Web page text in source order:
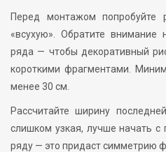
Перед монтажом попробуйте
«всухую». Обратите
ряда — чтобы декоративный
короткими фрагментами.
менее 30 см.
Рассчитайте ширину
слишком узкая, лучше начать с
ряду — это придаст симметрию